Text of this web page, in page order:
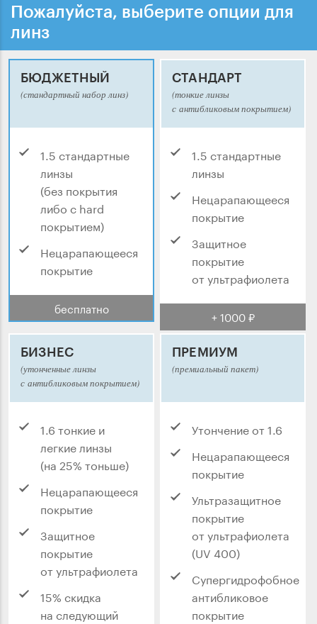
Пожалуйста, выберите опции для
линз
БЮДЖЕТНЫЙ
(стандартный набор линз)
1.5 стандартные
линзы
(без покрытия
либо с hard
покрытием)
Нецарапающееся
покрытие
бесплатно
СТАНДАРТ
(тонкие линзы
с антибликовым покрытием)
1.5 стандартные
линзы
Нецарапающееся
покрытие
Защитное
покрытие
от ультрафиолета
+ 1000 ₽
БИЗНЕС
(утонченные линзы
с антибликовым покрытием)
1.6 тонкие и
легкие линзы
(на 25% тоньше)
Нецарапающееся
покрытие
Защитное
покрытие
от ультрафиолета
15% скидка
на следующий
ПРЕМИУМ
(премиальный пакет)
Утончение от 1.6
Нецарапающееся
покрытие
Ультразащитное
покрытие
от ультрафиолета
(UV 400)
Супергидрофобное
антибликовое
покрытие